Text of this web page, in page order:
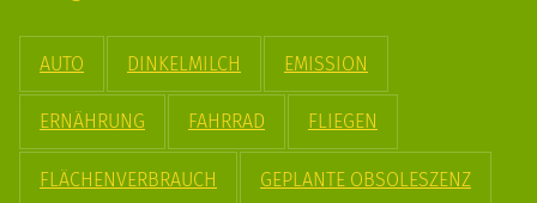
AUTO DINKELMILCH EMISSION
ERNÄHRUNG FAHRRAD FLIEGEN
FLÄCHENVERBRAUCH GEPLANTE OBSOLESZENZ